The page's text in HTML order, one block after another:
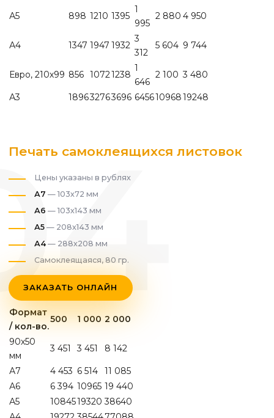
А5
898 1210 1395
1
995
2 880 4 950
А4 1347 1947 1932
3
312
5 604 9 744
Евро, 210х99 856 10721238
1
646
2 100 3 480
А3 189632763696 64561096819248
Печать самоклеящихся листовок
Цены указаны в рублях
А7 — 103х72 мм
А6 — 103х143 мм
А5 — 208х143 мм
А4— 288х208 мм
Самоклеящаяся, 80 гр.
ЗАКАЗАТЬ ОНЛАЙН
Формат
/ кол-во.
500 1 000 2 000
90х50
мм
3 451 3 451 8 142
А7 4 453 6 514
11 085
А6
6 394 10965 19 440
А5
1084519320 38640